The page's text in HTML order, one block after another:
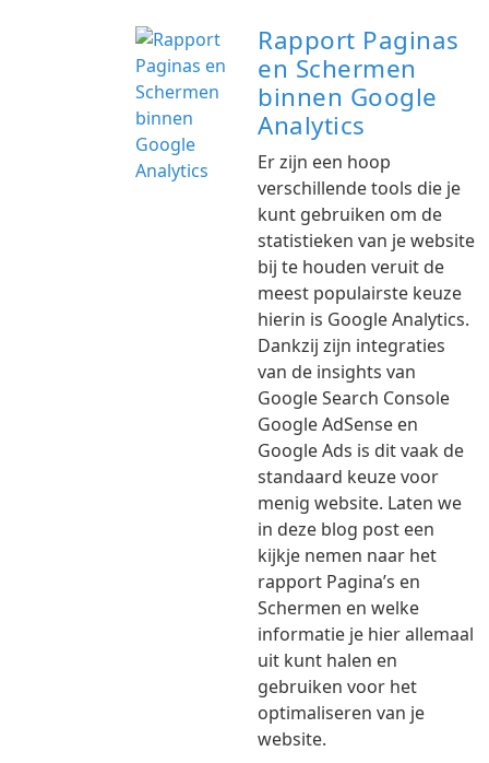
Rapport Paginas
en Schermen
binnen Google
Analytics
Er zijn een hoop
verschillende tools die je
kunt gebruiken om de
statistieken van je website
bij te houden veruit de
meest populairste keuze
hierin is Google Analytics.
Dankzij zijn integraties
van de insights van
Google Search Console
Google AdSense en
Google Ads is dit vaak de
standaard keuze voor
menig website. Laten we
in deze blog post een
kijkje nemen naar het
rapport Pagina’s en
Schermen en welke
informatie je hier allemaal
uit kunt halen en
gebruiken voor het
optimaliseren van je
website.